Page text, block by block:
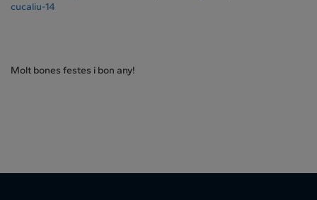
cucaliu-14
Molt bones festes i bon any!